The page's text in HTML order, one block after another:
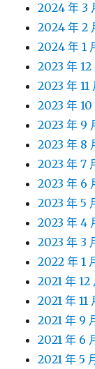
2024 年 3
2024 年 2
2024 年 1
2023 年 12
2023 年 11
2023 年 10
2023 年 9
2023 年 8
2023 年 7
2023 年 6
2023 年 5
2023 年 4
2023 年 3
2022 年 1
2021 年 12
2021 年 11
2021 年 9
2021 年 6
2021 年 5